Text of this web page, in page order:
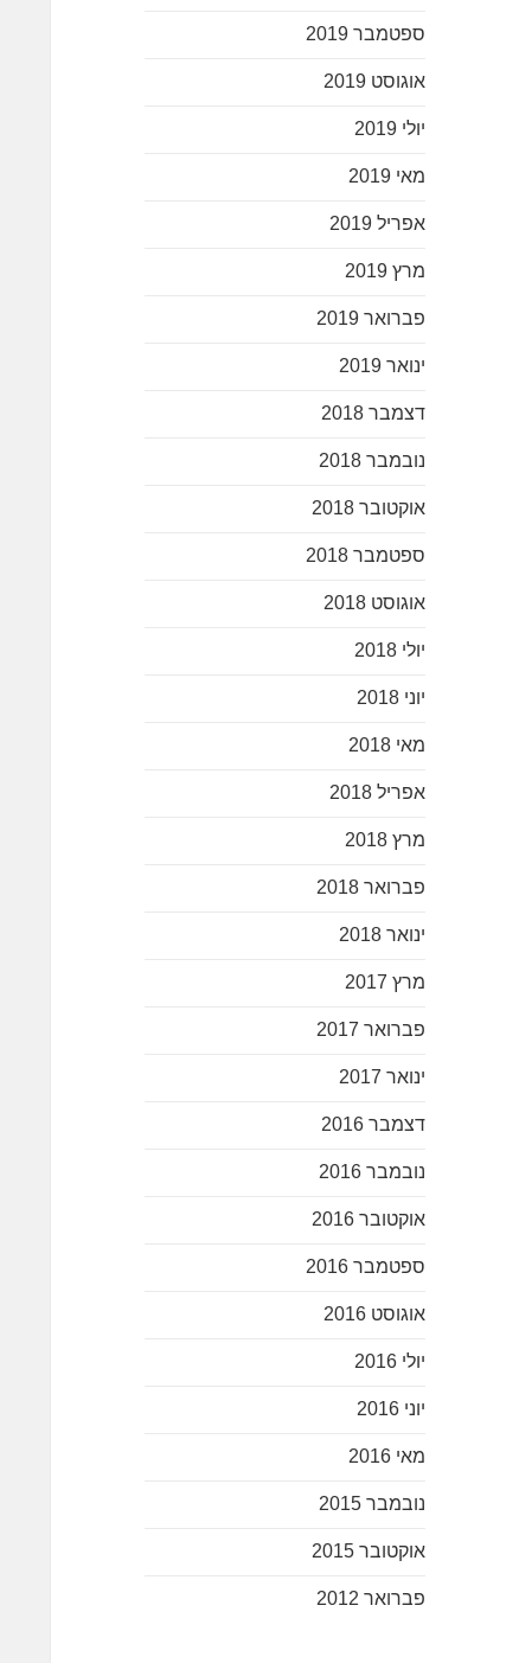
ספטמבר 2019
אוגוסט 2019
יולי 2019
מאי 2019
אפריל 2019
מרץ 2019
פברואר 2019
ינואר 2019
דצמבר 2018
נובמבר 2018
אוקטובר 2018
ספטמבר 2018
אוגוסט 2018
יולי 2018
יוני 2018
מאי 2018
אפריל 2018
מרץ 2018
פברואר 2018
ינואר 2018
מרץ 2017
פברואר 2017
ינואר 2017
דצמבר 2016
נובמבר 2016
אוקטובר 2016
ספטמבר 2016
אוגוסט 2016
יולי 2016
יוני 2016
מאי 2016
נובמבר 2015
אוקטובר 2015
פברואר 2012